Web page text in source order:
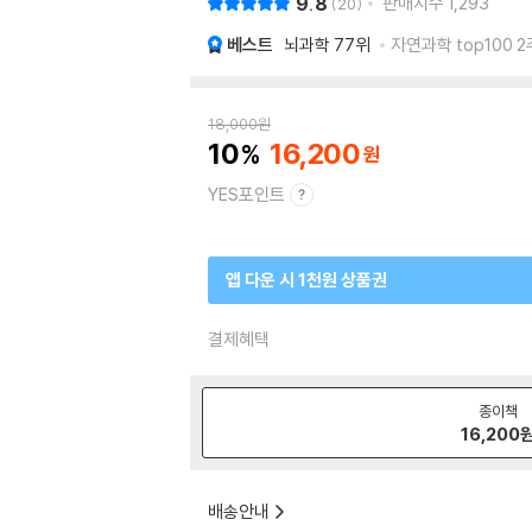
베스트 뇌과학 77위 자연과학 top100 2
18,000원
10 16,200
YES포인트
앱 다운 시 1천원 상품권
결제혜택
종이책
16,200
배송안내